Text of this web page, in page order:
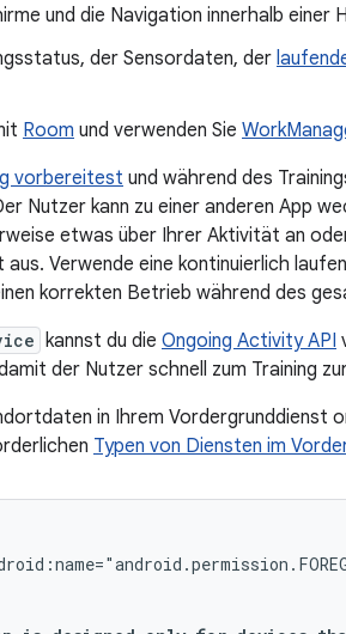
und die Navigation innerhalb einer
der Sensordaten, der
Room und verwenden Sie
vorbereitest und während des
Nutzer kann zu einer anderen App
etwas über Ihrer Aktivität an
Verwende eine kontinuierlich
korrekten Betrieb während des
kannst du die Ongoing Activity API
der Nutzer schnell zum Training
in Ihrem Vordergrunddienst
Typen von Diensten im